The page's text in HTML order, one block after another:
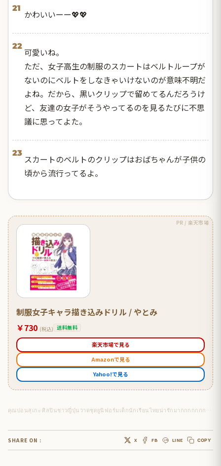
21
かわいいーー💖💖
22
可愛いね。
ただ、女子高生の制服のスカートはベルトループが
ないのにベルトをしなきゃいけないのが意味不明だ
よね。だから、黒いクリップで留めてるんだろうけ
ど、友達の女子がそうやってるのを見るたびに不思
議に思ってよた。
23
スカートのベルトのクリップはおばちゃんが子供の
頃から流行ってるよ。
PR / 楽天市場
制服女子キャラ描き込みドリル / やとみ
￥730 (税込) 送料無料
楽天市場で見る
Amazonで見る
Yahoo!で見る
คุณปอนสุเกะ ศิลปินชาวญี่ปุ่นวาดชุดยูนิฟอร์มเด็กนักเรียนไทยน่ารักมากกกกกกกกก
SHARE ON : X FB LINE COPY